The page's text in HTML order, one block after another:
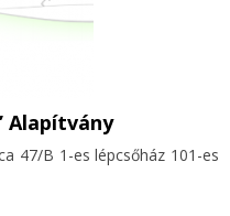
Alapítvány
47/B 1-es lépcsőház 101-es